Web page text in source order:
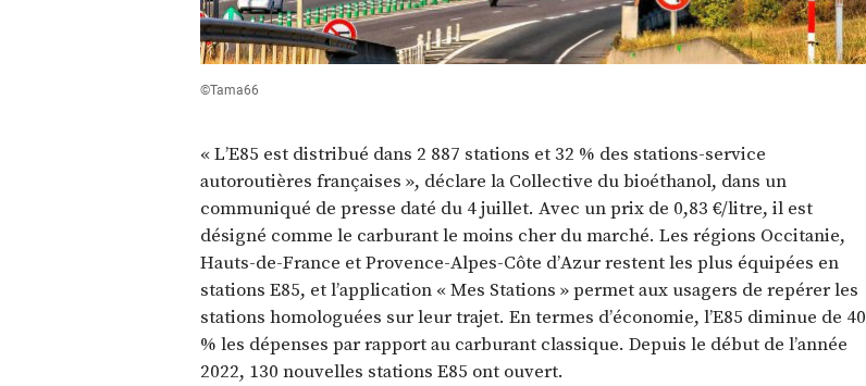
©Tama66
« L’E85 est distribué dans 2 887 stations et 32 % des stations-service
autoroutières françaises », déclare la Collective du bioéthanol, dans un
communiqué de presse daté du 4 juillet. Avec un prix de 0,83 €/litre, il est
désigné comme le carburant le moins cher du marché. Les régions Occitanie,
Hauts-de-France et Provence-Alpes-Côte d’Azur restent les plus équipées en
stations E85, et l’application « Mes Stations » permet aux usagers de repérer les
stations homologuées sur leur trajet. En termes d’économie, l’E85 diminue de 40
% les dépenses par rapport au carburant classique. Depuis le début de l’année
2022, 130 nouvelles stations E85 ont ouvert.